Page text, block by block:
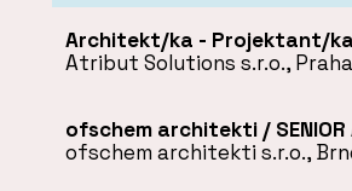
Architekt/ka - Projektant/ka
Atribut Solutions s.r.o., Praha
ofschem architekti / SENIOR
ofschem architekti s.r.o.,